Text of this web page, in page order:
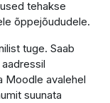
tehakse
õppejõududele.
tuge. Saab
Moodle avalehel
suunata